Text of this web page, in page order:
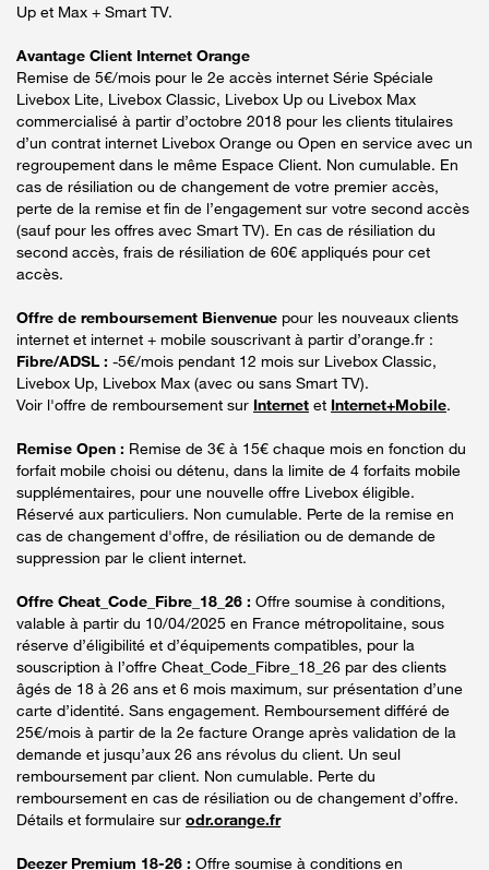
Up et Max + Smart TV.
Avantage Client Internet Orange
Remise de 5€/mois pour le 2e accès internet Série Spéciale
Livebox Lite, Livebox Classic, Livebox Up ou Livebox Max
commercialisé à partir d’octobre 2018 pour les clients titulaires
d’un contrat internet Livebox Orange ou Open en service avec un
regroupement dans le même Espace Client. Non cumulable. En
cas de résiliation ou de changement de votre premier accès,
perte de la remise et fin de l’engagement sur votre second accès
(sauf pour les offres avec Smart TV). En cas de résiliation du
second accès, frais de résiliation de 60€ appliqués pour cet
accès.
Offre de remboursement Bienvenue pour les nouveaux clients
internet et internet + mobile souscrivant à partir d’orange.fr :
Fibre/ADSL : -5€/mois pendant 12 mois sur Livebox Classic,
Livebox Up, Livebox Max (avec ou sans Smart TV).
Voir l'offre de remboursement sur Internet et Internet+Mobile.
Remise Open : Remise de 3€ à 15€ chaque mois en fonction du
forfait mobile choisi ou détenu, dans la limite de 4 forfaits mobile
supplémentaires, pour une nouvelle offre Livebox éligible.
Réservé aux particuliers. Non cumulable. Perte de la remise en
cas de changement d'offre, de résiliation ou de demande de
suppression par le client internet.
Offre Cheat_Code_Fibre_18_26 : Offre soumise à conditions,
valable à partir du 10/04/2025 en France métropolitaine, sous
réserve d’éligibilité et d’équipements compatibles, pour la
souscription à l’offre Cheat_Code_Fibre_18_26 par des clients
âgés de 18 à 26 ans et 6 mois maximum, sur présentation d’une
carte d’identité. Sans engagement. Remboursement différé de
25€/mois à partir de la 2e facture Orange après validation de la
demande et jusqu’aux 26 ans révolus du client. Un seul
remboursement par client. Non cumulable. Perte du
remboursement en cas de résiliation ou de changement d’offre.
Détails et formulaire sur odr.orange.fr
Deezer Premium 18-26 : Offre soumise à conditions en